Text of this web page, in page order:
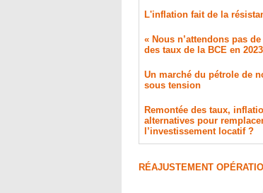
L'inflation fait de la
« Nous n’attendons pas
des taux de la BCE en
​Un marché du pétrole de
sous tension
Remontée des taux,
alternatives pour
l’investissement locatif ?
RÉAJUSTEMENT